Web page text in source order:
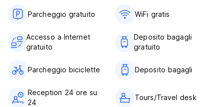
Parcheggio gratuito WiFi gratis
Accesso a Internet
gratuito
Deposito bagagli
gratuito
Parcheggio biciclette Deposito bagagli
Reception 24 ore su
24
Tours/Travel desk